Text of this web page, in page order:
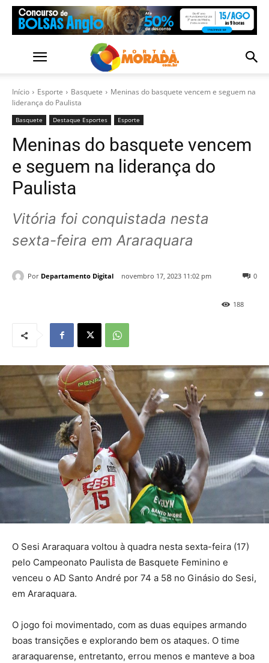
Início Esporte Basquete
Meninas do basquete vencem e seguem na
liderança do Paulista
Basquete Destaque Esportes Esporte
Meninas do basquete vencem
e seguem na liderança do
Paulista
Vitória foi conquistada nesta
sexta-feira em Araraquara
Por Departamento Digital novembro 17, 2023 11:02 pm 0
188
O Sesi Araraquara voltou à quadra nesta sexta-feira (17)
pelo Campeonato Paulista de Basquete Feminino e
venceu o AD Santo André por 74 a 58 no Ginásio do Sesi,
em Araraquara.
O jogo foi movimentado, com as duas equipes armando
boas transições e explorando bem os ataques. O time
araraquarense, entretanto, errou menos e manteve a boa